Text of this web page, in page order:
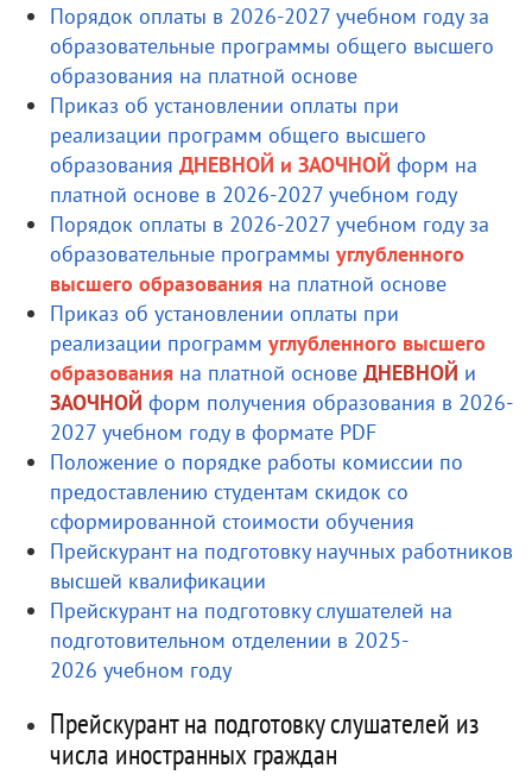
Порядок оплаты в 2026-2027 учебном году за
образовательные программы общего высшего
образования на платной основе
Приказ об установлении оплаты при
реализации программ общего высшего
образования ДНЕВНОЙ и ЗАОЧНОЙ форм на
платной основе в 2026-2027 учебном году
Порядок оплаты в 2026-2027 учебном году за
образовательные программы углубленного
высшего образования на платной основе
Приказ об установлении оплаты при
реализации программ углубленного высшего
образования на платной основе ДНЕВНОЙ и
ЗАОЧНОЙ форм получения образования в 2026-
2027 учебном году в формате PDF
Положение о порядке работы комиссии по
предоставлению студентам скидок со
сформированной стоимости обучения
Прейскурант на подготовку научных работников
высшей квалификации
Прейскурант на подготовку слушателей на
подготовительном отделении в 2025-
2026 учебном году
Прейскурант на подготовку слушателей из
числа иностранных граждан